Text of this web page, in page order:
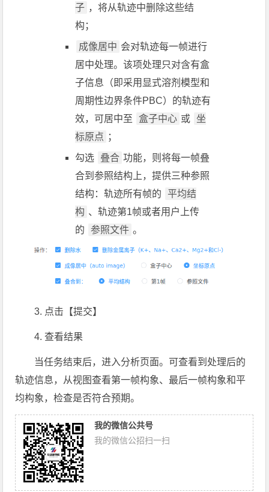
子 ，将从轨迹中删除这些结
构；
成像居中 会对轨迹每一帧进行
居中处理。该项处理只对含有盒
子信息（即采用显式溶剂模型和
周期性边界条件PBC）的轨迹有
效，可居中至
盒子中心 或
坐
标原点 ；
勾选 叠合 功能，则将每一帧叠
合到参照结构上，提供三种参照
结构：轨迹所有帧的
平均结
构 、轨迹第1帧或者用户上传
的
参照文件 。
3. 点击【提交】
4. 查看结果
当任务结束后，进入分析页面。可查看到处理后的
轨迹信息，从视图查看第一帧构象、最后一帧构象和平
均构象，检查是否符合预期。
我的微信公共号
我的微信公招扫一扫